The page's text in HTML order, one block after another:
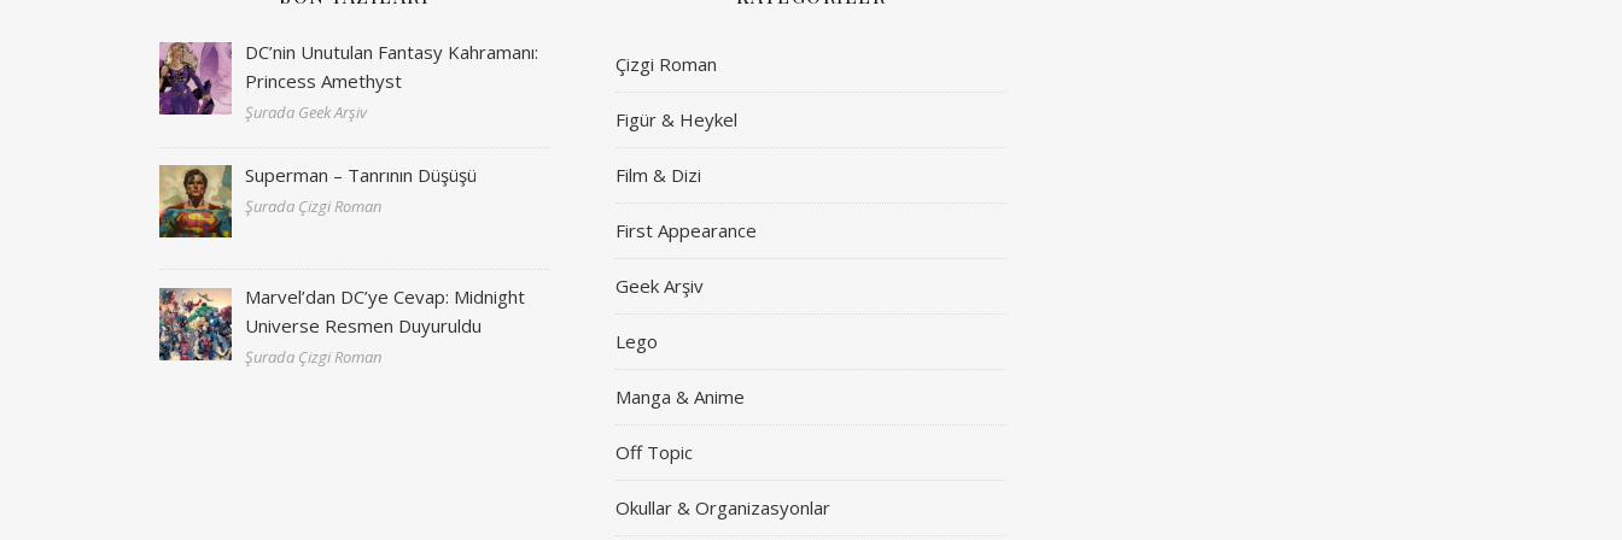
DC’nin Unutulan Fantasy Kahramanı:
Princess Amethyst
Şurada Geek Arşiv
Superman – Tanrının Düşüşü
Şurada Çizgi Roman
Marvel’dan DC’ye Cevap: Midnight
Universe Resmen Duyuruldu
Şurada Çizgi Roman
Çizgi Roman
Figür & Heykel
Film & Dizi
First Appearance
Geek Arşiv
Lego
Manga & Anime
Off Topic
Okullar & Organizasyonlar